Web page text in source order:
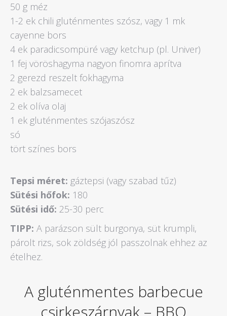
50 g méz
1-2 ek chili gluténmentes szósz, vagy 1 mk
cayenne bors
4 ek paradicsompüré vagy ketchup (pl. Univer)
1 fej vöröshagyma nagyon finomra aprítva
2 gerezd reszelt fokhagyma
2 ek balzsamecet
2 ek olíva olaj
1 ek gluténmentes szójaszósz
só
tört színes bors
Tepsi méret: gáztepsi (vagy szabad tűz)
Sütési hőfok: 180
Sütési idő: 25-30 perc
TIPP: A parázson sült burgonya, süt krumpli,
párolt rizs, sok zöldség jól passzolnak ehhez az
ételhez.
A gluténmentes barbecue
csirkeszárnyak – BBQ